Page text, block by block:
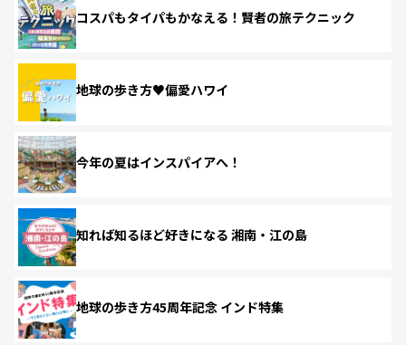
コスパもタイパもかなえる！賢者の旅テクニック
地球の歩き方♥偏愛ハワイ
今年の夏はインスパイアへ！
知れば知るほど好きになる 湘南・江の島
地球の歩き方45周年記念 インド特集